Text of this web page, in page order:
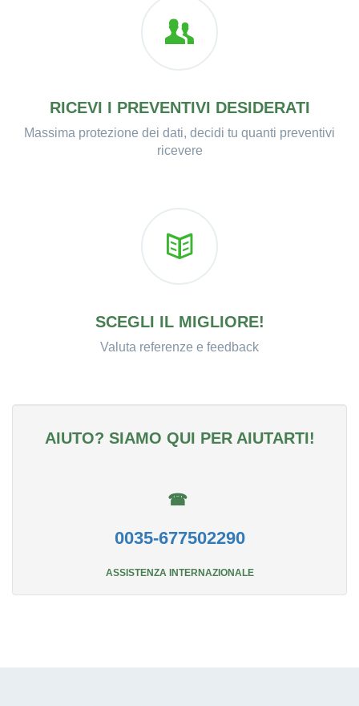
RICEVI I PREVENTIVI DESIDERATI
Massima protezione dei dati, decidi tu quanti preventivi
ricevere
SCEGLI IL MIGLIORE!
Valuta referenze e feedback
AIUTO? SIAMO QUI PER AIUTARTI!
☎
0035-677502290
ASSISTENZA INTERNAZIONALE